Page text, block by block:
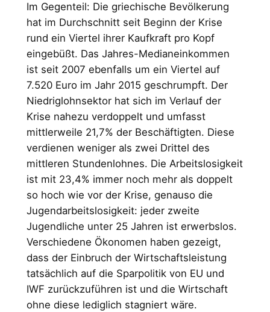
Im Gegenteil: Die griechische Bevölkerung
hat im Durchschnitt seit Beginn der Krise
rund ein Viertel ihrer Kaufkraft pro Kopf
eingebüßt. Das Jahres-Medianeinkommen
ist seit 2007 ebenfalls um ein Viertel auf
7.520 Euro im Jahr 2015 geschrumpft. Der
Niedriglohnsektor hat sich im Verlauf der
Krise nahezu verdoppelt und umfasst
mittlerweile 21,7% der Beschäftigten. Diese
verdienen weniger als zwei Drittel des
mittleren Stundenlohnes. Die Arbeitslosigkeit
ist mit 23,4% immer noch mehr als doppelt
so hoch wie vor der Krise, genauso die
Jugendarbeitslosigkeit: jeder zweite
Jugendliche unter 25 Jahren ist erwerbslos.
Verschiedene Ökonomen haben gezeigt,
dass der Einbruch der Wirtschaftsleistung
tatsächlich auf die Sparpolitik von EU und
IWF zurückzuführen ist und die Wirtschaft
ohne diese lediglich stagniert wäre.